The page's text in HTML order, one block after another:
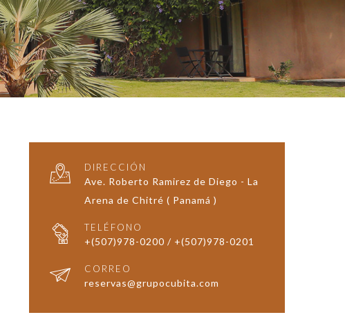
DIRECCIÓN
Ave. Roberto Ramirez de Diego - La
Arena de Chitré ( Panamá )
TELÉFONO
+(507)978-0200 / +(507)978-0201
CORREO
reservas@grupocubita.com